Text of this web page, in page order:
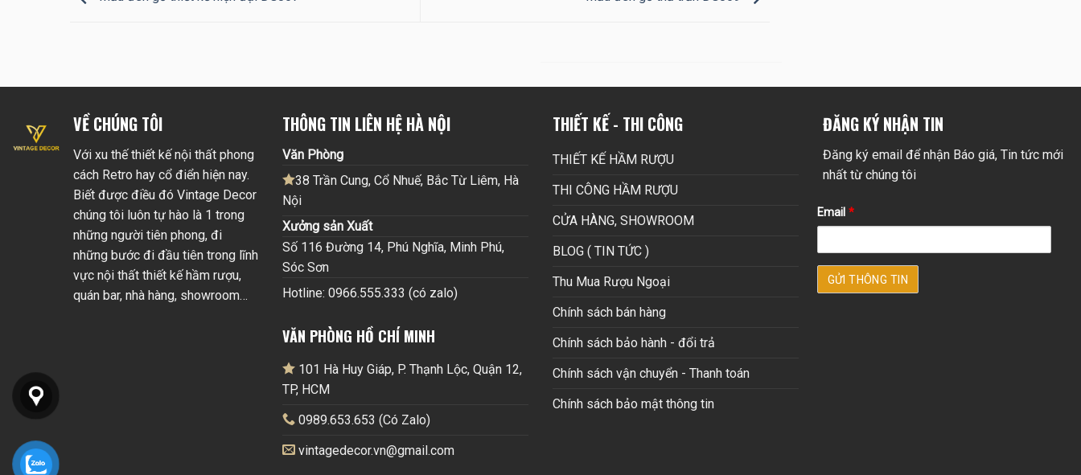
VỀ CHÚNG TÔI
Với xu thế thiết kế nội thất phong
cách Retro hay cổ điển hiện nay.
Biết được điều đó Vintage Decor
chúng tôi luôn tự hào là 1 trong
những người tiên phong, đi
những bước đi đầu tiên trong lĩnh
vực nội thất thiết kế hầm rượu,
quán bar, nhà hàng, showroom…
THÔNG TIN LIÊN HỆ HÀ NỘI
Văn Phòng
38 Trần Cung, Cổ Nhuế, Bắc Từ Liêm, Hà
Nội
Xưởng sản Xuất
Số 116 Đường 14, Phú Nghĩa, Minh Phú,
Sóc Sơn
Hotline: 0966.555.333 (có zalo)
VĂN PHÒNG HỒ CHÍ MINH
101 Hà Huy Giáp, P. Thạnh Lộc, Quận 12,
TP, HCM
0989.653.653 (Có Zalo)
vintagedecor.vn@gmail.com
THIẾT KẾ - THI CÔNG
THIẾT KẾ HẦM RƯỢU
THI CÔNG HẦM RƯỢU
CỬA HÀNG, SHOWROOM
BLOG ( TIN TỨC )
Thu Mua Rượu Ngoại
Chính sách bán hàng
Chính sách bảo hành - đổi trả
Chính sách vận chuyển - Thanh toán
Chính sách bảo mật thông tin
ĐĂNG KÝ NHẬN TIN
Đăng ký email để nhận Báo giá, Tin tức mới
nhất từ chúng tôi
Email *